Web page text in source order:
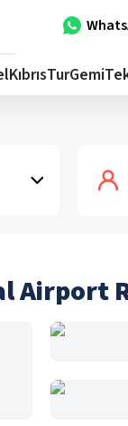
KıbrısTurGemi
Airport